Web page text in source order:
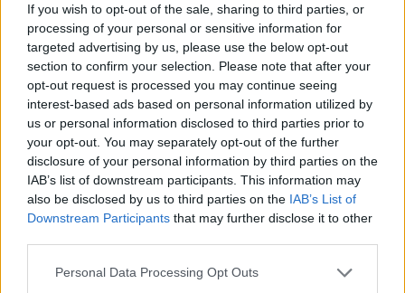
If you wish to opt-out of the sale, sharing to third parties, or
processing of your personal or sensitive information for
targeted advertising by us, please use the below opt-out
section to confirm your selection. Please note that after your
opt-out request is processed you may continue seeing
interest-based ads based on personal information utilized by
us or personal information disclosed to third parties prior to
your opt-out. You may separately opt-out of the further
disclosure of your personal information by third parties on the
IAB’s list of downstream participants. This information may
also be disclosed by us to third parties on the IAB’s List of
Downstream Participants that may further disclose it to other
Personal Data Processing Opt Outs
Древен храм на почти 900 години
откриха под кафене за сладолед в
Полша